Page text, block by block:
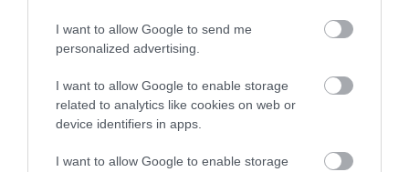
I want to allow Google to send me
personalized advertising.
I want to allow Google to enable storage
related to analytics like cookies on web or
device identifiers in apps.
I want to allow Google to enable storage